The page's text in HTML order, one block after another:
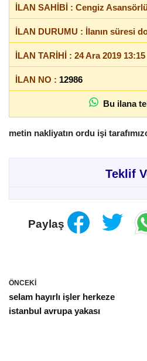
İLAN SAHİBİ : Cengiz
İLAN DURUMU : İlanın süresi
İLAN TARİHİ : 24 Ara 2019 13:15
İLAN NO : 12986
Bu ilana
metin nakliyatın ordu işi
Teklif
Paylaş
ÖNCEKI
selam hayırlı işler herkeze
istanbul avrupa yakası